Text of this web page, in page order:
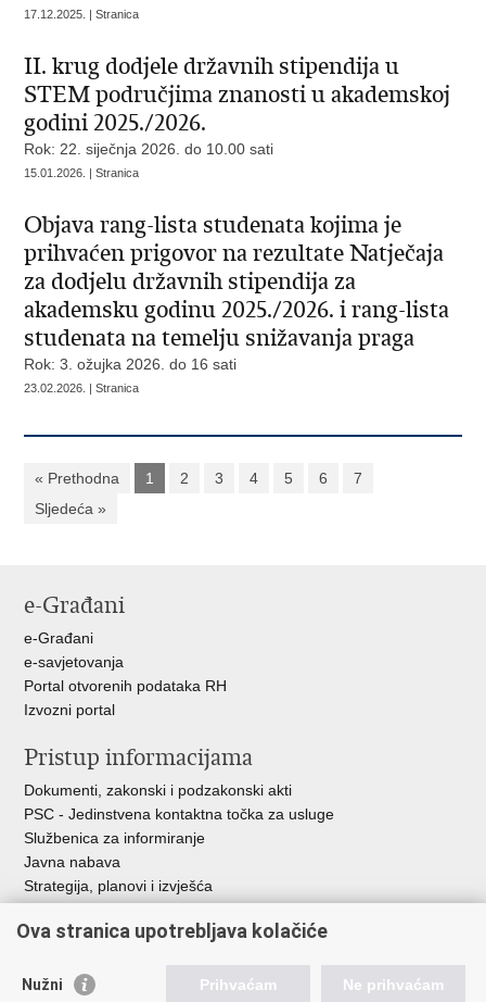
17.12.2025. | Stranica
II. krug dodjele državnih stipendija u
STEM područjima znanosti u akademskoj
godini 2025./2026.
Rok: 22. siječnja 2026. do 10.00 sati
15.01.2026. | Stranica
Objava rang-lista studenata kojima je
prihvaćen prigovor na rezultate Natječaja
za dodjelu državnih stipendija za
akademsku godinu 2025./2026. i rang-lista
studenata na temelju snižavanja praga
Rok: 3. ožujka 2026. do 16 sati
23.02.2026. | Stranica
« Prethodna 1 2 3 4 5 6
7
Sljedeća »
e-Građani
e-Građani
e-savjetovanja
Portal otvorenih podataka RH
Izvozni portal
Pristup informacijama
Dokumenti, zakonski i podzakonski akti
PSC - Jedinstvena kontaktna točka za usluge
Službenica za informiranje
Javna nabava
Strategija, planovi i izvješća
Ova stranica upotrebljava kolačiće
Nužni Prihvaćam Ne prihvaćam